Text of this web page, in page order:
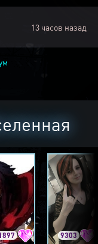
13 часов назад
9303